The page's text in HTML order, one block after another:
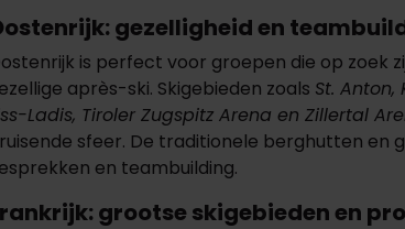
gezelligheid en
is perfect voor groepen die op zoek
après-ski. Skigebieden zoals St.
Ladis, Tiroler Zugspitz Arena en Zillertal
sfeer. De traditionele berghutten en
en teambuilding.
grootse skigebieden en